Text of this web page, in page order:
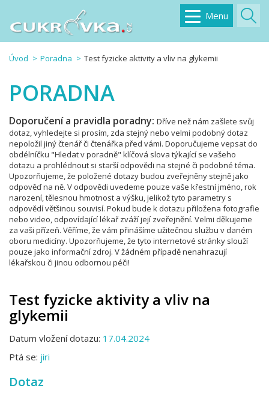
Menu
Úvod Poradna Test fyzicke aktivity a vliv na glykemii
PORADNA
Doporučení a pravidla poradny: Dříve než nám zašlete svůj
dotaz, vyhledejte si prosím, zda stejný nebo velmi podobný dotaz
nepoložil jiný čtenář či čtenářka před vámi. Doporučujeme vepsat do
obdélníčku "Hledat v poradně" klíčová slova týkající se vašeho
dotazu a prohlédnout si starší odpovědi na stejné či podobné téma.
Upozorňujeme, že položené dotazy budou zveřejněny stejně jako
odpověď na ně. V odpovědi uvedeme pouze vaše křestní jméno, rok
narození, tělesnou hmotnost a výšku, jelikož tyto parametry s
odpovědí většinou souvisí. Pokud bude k dotazu přiložena fotografie
nebo video, odpovídající lékař zváží její zveřejnění. Velmi děkujeme
za vaši přízeň. Věříme, že vám přinášíme užitečnou službu v daném
oboru medicíny. Upozorňujeme, že tyto internetové stránky slouží
pouze jako informační zdroj. V žádném případě nenahrazují
lékařskou či jinou odbornou péči!
Test fyzicke aktivity a vliv na
glykemii
Datum vložení dotazu: 17.04.2024
Ptá se: jiri
Dotaz